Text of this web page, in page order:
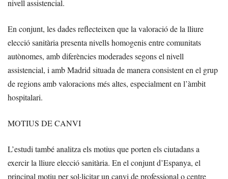
nivell assistencial.
En conjunt, les dades reflecteixen que la valoració de la lliure
elecció sanitària presenta nivells homogenis entre comunitats
autònomes, amb diferències moderades segons el nivell
assistencial, i amb Madrid situada de manera consistent en el grup
de regions amb valoracions més altes, especialment en l’àmbit
hospitalari.
MOTIUS DE CANVI
L’estudi també analitza els motius que porten els ciutadans a
exercir la lliure elecció sanitària. En el conjunt d’Espanya, el
principal motiu per sol·licitar un canvi de professional o centre